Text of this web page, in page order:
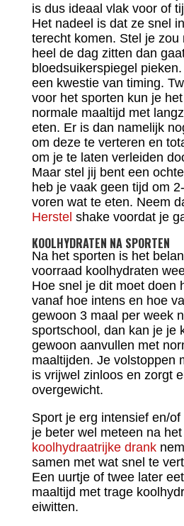
is dus ideaal vlak voor of
Het nadeel is dat ze snel
terecht komen. Stel je zou
heel de dag zitten dan
bloedsuikerspiegel
een kwestie van timing.
voor het sporten kun je
normale maaltijd met
eten. Er is dan namelijk
om deze te verteren en
om je te laten verleiden
Maar stel jij bent een
heb je vaak geen tijd om
voren wat te eten. Neem
Herstel shake voordat je
KOOLHYDRATEN NA SPORTEN
Na het sporten is het
voorraad koolhydraten
Hoe snel je dit moet doen
vanaf hoe intens en hoe
gewoon 3 maal per week
sportschool, dan kan je je
gewoon aanvullen met
maaltijden. Je volstoppen
is vrijwel zinloos en zorgt
overgewicht.
Sport je erg intensief en/
je beter wel meteen na
koolhydraatrijke drank
samen met wat snel te
Een uurtje of twee later
maaltijd met trage
eiwitten.